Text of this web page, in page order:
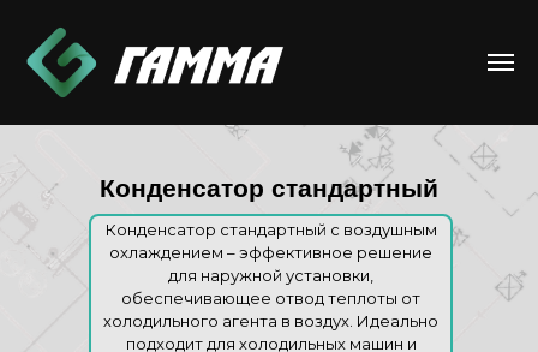
Конденсатор стандартный с воздушным
охлаждением – эффективное решение
для наружной установки,
обеспечивающее отвод теплоты от
холодильного агента в воздух. Идеально
подходит для холодильных машин и
Конденсатор стандартный